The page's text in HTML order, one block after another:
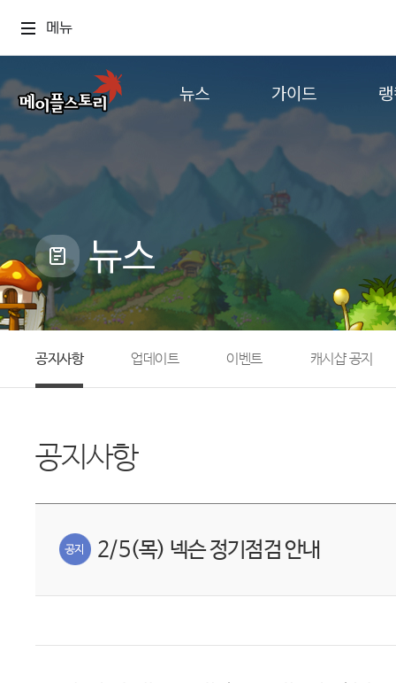
메뉴
뉴스
공지사항
업데이트
캐시샵 공지
메이플 알림판
with maple
가이드
게임정보
직업소개
확률형 아이템
NEXON NOW
뉴스
공지사항 업데이트 이벤트 캐시샵 공지
공지사항
2/5(목) 넥슨 정기점검 안내